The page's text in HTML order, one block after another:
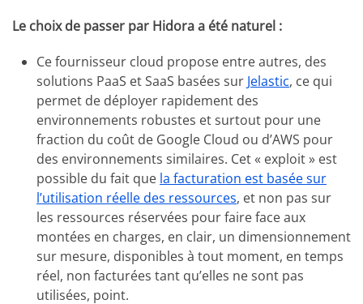
Le choix de passer par Hidora a été naturel :
Ce fournisseur cloud propose entre autres, des
solutions PaaS et SaaS basées sur Jelastic, ce qui
permet de déployer rapidement des
environnements robustes et surtout pour une
fraction du coût de Google Cloud ou d’AWS pour
des environnements similaires. Cet « exploit » est
possible du fait que la facturation est basée sur
l’utilisation réelle des ressources, et non pas sur
les ressources réservées pour faire face aux
montées en charges, en clair, un dimensionnement
sur mesure, disponibles à tout moment, en temps
réel, non facturées tant qu’elles ne sont pas
utilisées, point.